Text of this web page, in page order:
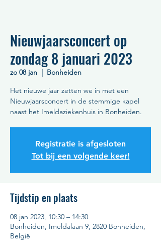
Nieuwjaarsconcert op
zondag 8 januari 2023
zo 08 jan
  |
Bonheiden
Het nieuwe jaar zetten we in met een
Nieuwjaarsconcert in de stemmige kapel
naast het Imeldaziekenhuis in Bonheiden.
Registratie is afgesloten
Tot bij een volgende keer!
Tijdstip en plaats
08 jan 2023, 10:30 – 14:30
Bonheiden, Imeldalaan 9, 2820 Bonheiden,
België